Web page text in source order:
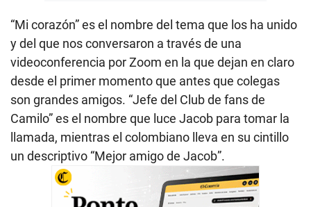
“Mi corazón” es el nombre del tema que los ha unido
y del que nos conversaron a través de una
videoconferencia por Zoom en la que dejan en claro
desde el primer momento que antes que colegas
son grandes amigos. “Jefe del Club de fans de
Camilo” es el nombre que luce Jacob para tomar la
llamada, mientras el colombiano lleva en su cintillo
un descriptivo “Mejor amigo de Jacob”.